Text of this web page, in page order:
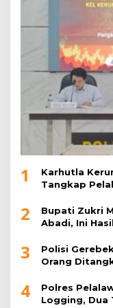
1
Karhutla
Tangkap
2
Bupati Zukri
Abadi, Ini
3
Polisi
Orang
4
Polres
Logging, Dua